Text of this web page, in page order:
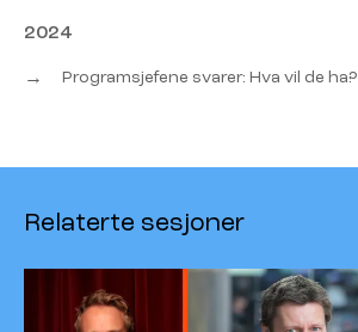
2024
→ Programsjefene svarer: Hva vil de ha?
Relaterte sesjoner